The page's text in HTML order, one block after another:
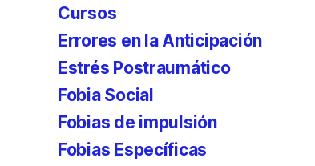
Cursos
Errores en la Anticipación
Estrés Postraumático
Fobia Social
Fobias de impulsión
Fobias Específicas